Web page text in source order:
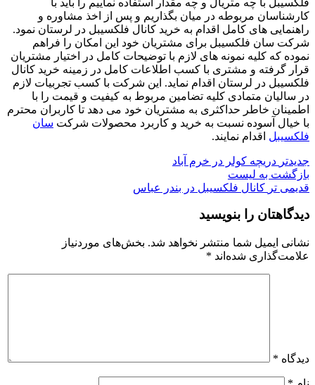
کارشناسان مربوطه در میان بگذاریم و پس از اخذ مشاوره و
راهنمایی های کامل اقدام به خرید کانال فلکسیبل در لرستان نمود.
شرکت سان فلکسیبل برای مشتریان خود این امکان را فراهم
نموده که کلیه نمونه های لازم با توضیحات کامل در اختیار مشتریان
قرار گرفته و مشتری با کسب اطلاعات کامل در زمینه خرید کانال
فلکسیبل در لرستان اقدام نماید. این شرکت با کسب تجربیات لازم
در سالیان متمادی کلیه تضامین مربوط به کیفیت و قیمت را با
اطمینان خاطر حداکثری به مشتریان خود می دهد تا کاربران محترم
با خیال آسوده نسبت به خرید و کاربرد محصولات شرکت سان
فلکسیبل اقدام نمایند.
جدیدتر دریچه کولر در خرم آباد
بازگشت به لیست
قدیمی تر کانال فلکسیبل در بندر عباس
دیدگاهتان را بنویسید
نشانی ایمیل شما منتشر نخواهد شد. بخش‌های موردنیاز
علامت‌گذاری شده‌اند *
دیدگاه *